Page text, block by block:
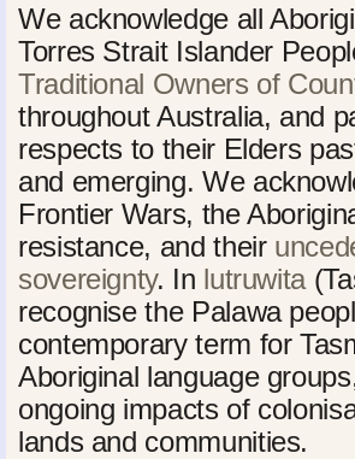
We acknowledge all
Torres Strait Islander
Traditional Owners of
throughout Australia, and
respects to their Elders
and emerging. We
Frontier Wars, the
resistance, and their
sovereignty. In lutruwita
recognise the Palawa
contemporary term for
Aboriginal language
ongoing impacts of
lands and communities.